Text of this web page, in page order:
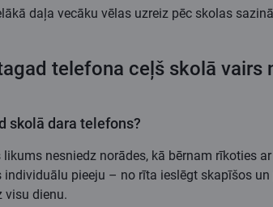
daļa vecāku vēlas uzreiz pēc skolas
telefona ceļš skolā vairs
skolā dara telefons?
likums nesniedz norādes, kā bērnam rīkoties
individuālu pieeju – no rīta ieslēgt skapīšos
visu dienu.